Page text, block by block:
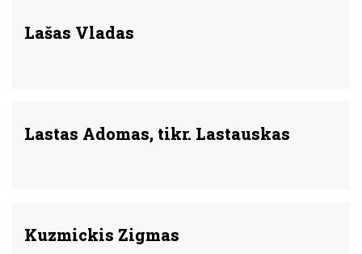
Lašas Vladas
Lastas Adomas, tikr. Lastauskas
Kuzmickis Zigmas